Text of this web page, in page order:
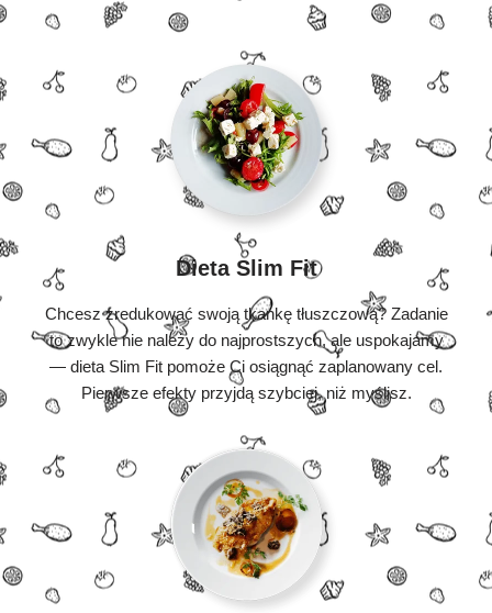
Dieta Slim Fit
Chcesz zredukować swoją tkankę tłuszczową? Zadanie
to zwykle nie należy do najprostszych, ale uspokajamy
— dieta Slim Fit pomoże Ci osiągnąć zaplanowany cel.
Pierwsze efekty przyjdą szybciej, niż myślisz.